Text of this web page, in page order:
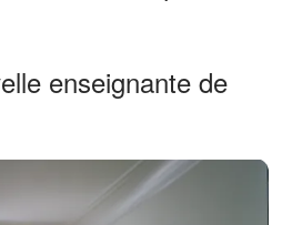
enseignante de